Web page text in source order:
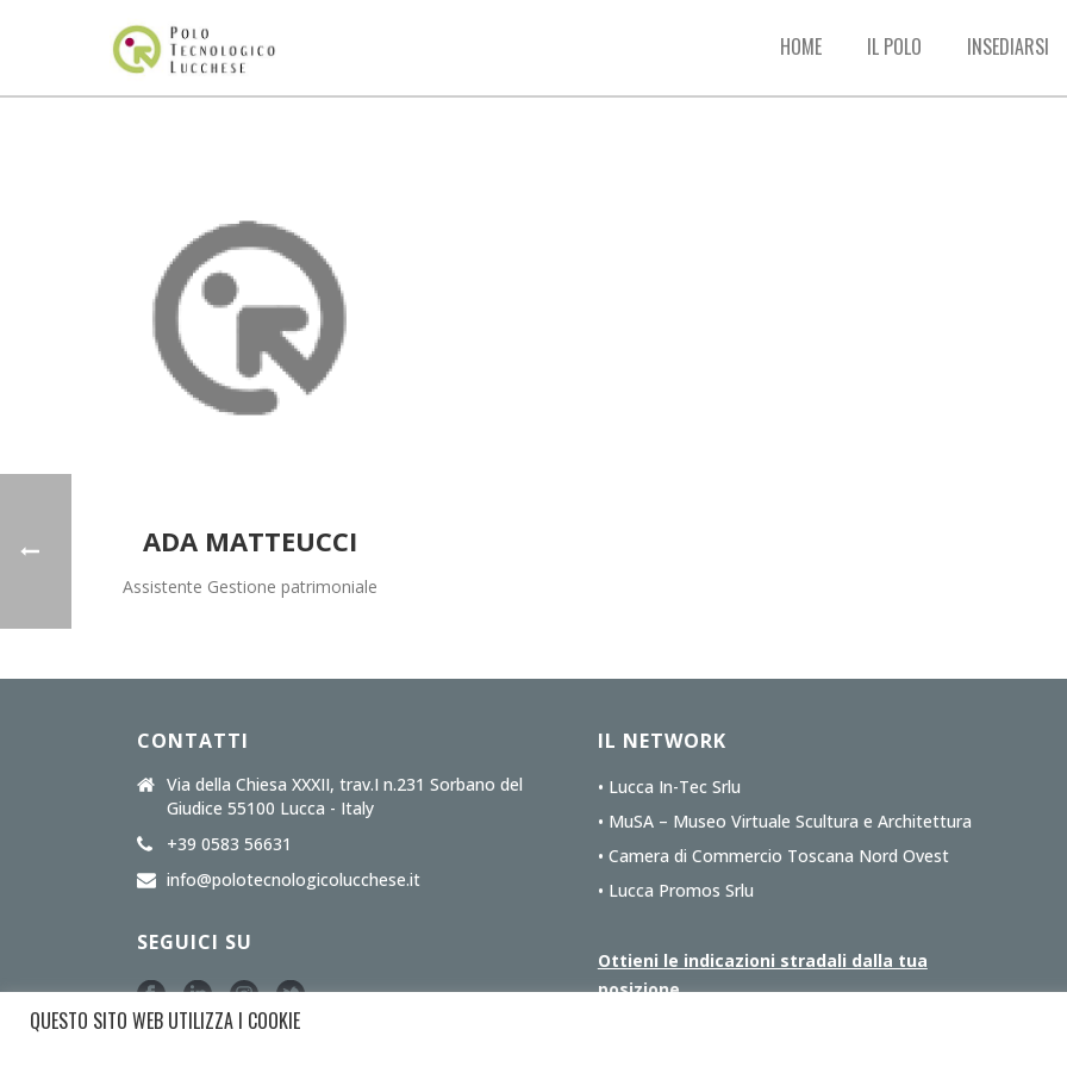
HOME IL POLO INSEDIARSI
ADA MATTEUCCI
Assistente Gestione patrimoniale
CONTATTI
Via della Chiesa XXXII, trav.I n.231 Sorbano del
Giudice 55100 Lucca - Italy
+39 0583 56631
info@polotecnologicolucchese.it
SEGUICI SU
IL NETWORK
• Lucca In-Tec Srlu
• MuSA – Museo Virtuale Scultura e Architettura
• Camera di Commercio Toscana Nord Ovest
• Lucca Promos Srlu
Ottieni le indicazioni stradali dalla tua
posizione
QUESTO SITO WEB UTILIZZA I COOKIE